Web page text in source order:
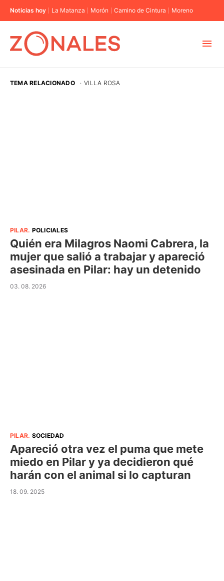
Noticias hoy La Matanza Morón Camino de Cintura Moreno
TEMA RELACIONADO · VILLA ROSA
PILAR. POLICIALES
Quién era Milagros Naomi Cabrera, la
mujer que salió a trabajar y apareció
asesinada en Pilar: hay un detenido
03. 08. 2026
PILAR. SOCIEDAD
Apareció otra vez el puma que mete
miedo en Pilar y ya decidieron qué
harán con el animal si lo capturan
18. 09. 2025